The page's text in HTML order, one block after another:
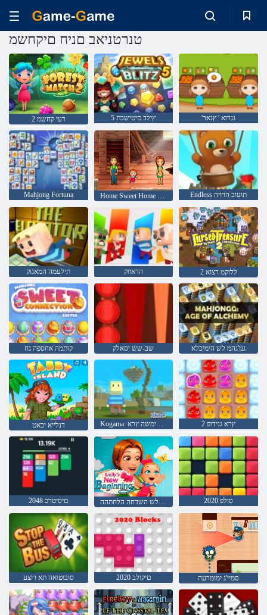
טנרטניאב םניח םיקחשמ
2 רעי קחשמ 5 ץילב םיטישכת 'גנרוא ' ץנאר
Mahjong Fortuna Endless תועוב הרויה
תילעמה המאגוק הראווק 2 ללוקמ רצוא
קותמה אחספה גח שב-שש יסאלק גנו'גהמ לש הימיכלא
דנלייא יבאט Kogama: םימשה ץרא Minecraft 2 ץרא גנידופ
םיסיטרכ 2048 סולפ 2020
סובוטואה תא רוצע םיקולב 2020 סמיי'ג ימומרעה